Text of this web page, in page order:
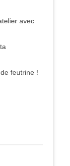
avec
feutrine !